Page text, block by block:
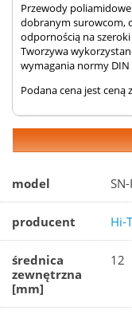
Przewody
dobranym surowcom,
odpornością na
Tworzywa
wymagania normy DIN
Podana cena jest ceną
model
producent Hi-
średnica
zewnętrzna
[mm]
12